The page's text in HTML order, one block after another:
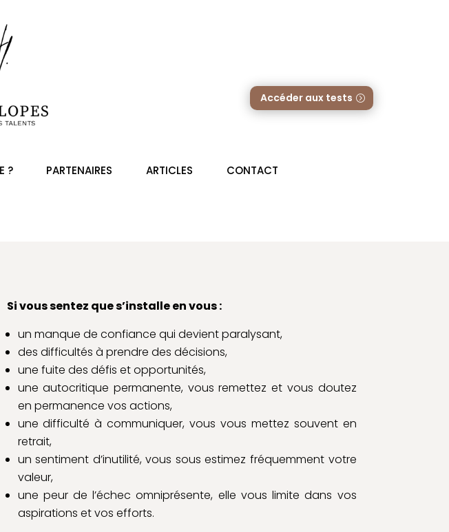
Accéder aux tests
? PARTENAIRES ARTICLES CONTACT
Si vous sentez que s’installe en vous :
un manque de confiance qui devient paralysant,
des difficultés à prendre des décisions,
une fuite des défis et opportunités,
une autocritique permanente, vous remettez et vous doutez
en permanence vos actions,
une difficulté à communiquer, vous vous mettez souvent en
retrait,
un sentiment d’inutilité, vous sous estimez fréquemment votre
valeur,
une peur de l’échec omniprésente, elle vous limite dans vos
aspirations et vos efforts.